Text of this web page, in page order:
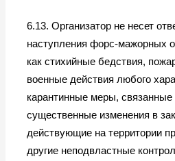
6.13. Организатор не несет
наступления форс-мажорных
как стихийные бедствия,
военные действия любого
карантинные меры, связанные
существенные изменения в
действующие на территории
другие неподвластные